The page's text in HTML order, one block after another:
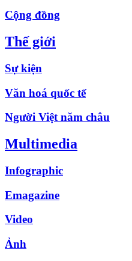
Cộng đồng
Thế giới
Sự kiện
Văn hoá quốc tế
Người Việt năm châu
Multimedia
Infographic
Emagazine
Video
Ảnh